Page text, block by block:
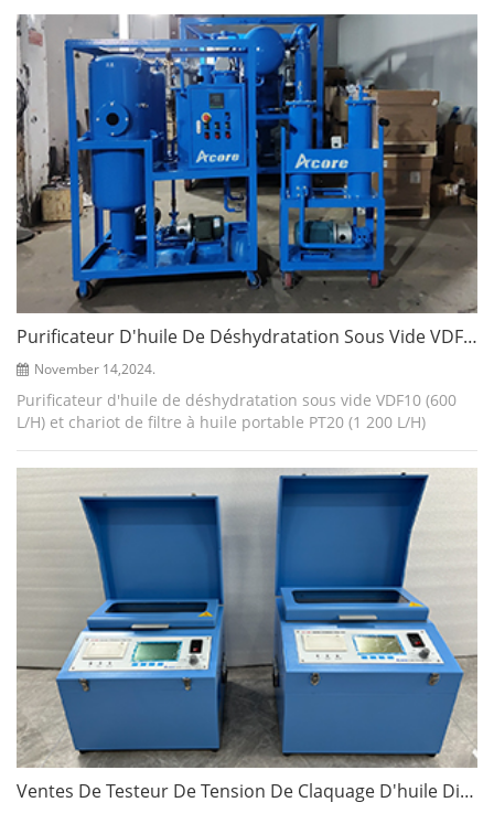
l'entretien des transformateurs,...
Purificateur D'huile De Déshydratation Sous Vide VDF10(600L/H) Et Chariot De Filtre À Huile Portable PT20(1200L/H), Ventes En Argentine
November 14,2024.
Purificateur d'huile de déshydratation sous vide VDF10 (600
L/H) et chariot de filtre à huile portable PT20 (1 200 L/H)
l'équipement garant...
Ventes De Testeur De Tension De Claquage D'huile Diélectrique DST80KV/100KV En Thaïlande